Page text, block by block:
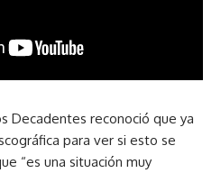
Decadentes reconoció que ya
para ver si esto se
“es una situación muy